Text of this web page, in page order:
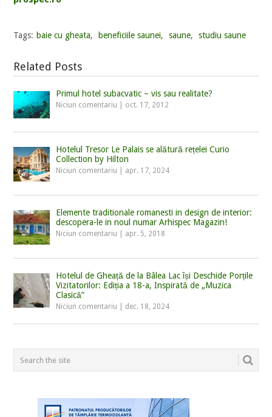
Tags: baie cu gheata, beneficiile saunei, saune, studiu saune
Related Posts
Primul hotel subacvatic – vis sau realitate?
Niciun comentariu oct. 17, 2012
Hotelul Tresor Le Palais se alătură rețelei Curio
Collection by Hilton
Niciun comentariu apr. 17, 2024
Elemente traditionale romanesti in design de interior:
descopera-le in noul numar Arhispec Magazin!
Niciun comentariu apr. 5, 2018
Hotelul de Gheață de la Bâlea Lac își Deschide Porțile
Vizitatorilor: Ediția a 18-a, Inspirată de „Muzica
Clasică”
Niciun comentariu dec. 18, 2024